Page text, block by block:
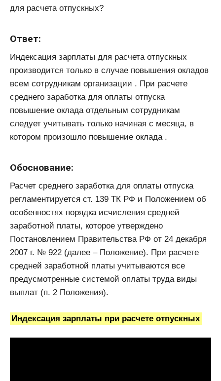
для расчета отпускных?
Ответ:
Индексация зарплаты для расчета отпускных
производится только в случае повышения окладов
всем сотрудникам организации . При расчете
среднего заработка для оплаты отпуска
повышение оклада отдельным сотрудникам
следует учитывать только начиная с месяца, в
котором произошло повышение оклада .
Обоснование:
Расчет среднего заработка для оплаты отпуска
регламентируется ст. 139 ТК РФ и Положением об
особенностях порядка исчисления средней
заработной платы, которое утверждено
Постановлением Правительства РФ от 24 декабря
2007 г. № 922 (далее – Положение). При расчете
средней заработной платы учитываются все
предусмотренные системой оплаты труда виды
выплат (п. 2 Положения).
Индексация зарплаты при расчете отпускных